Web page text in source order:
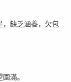
，缺乏涵養，欠包
滿。